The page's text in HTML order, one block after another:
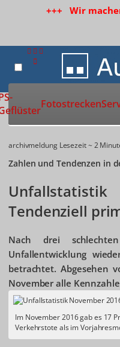
+++ Wir
Fotostrecken
archivmeldung Lesezeit ~ 2
Zahlen und Tendenzen in
Tendenziell
Nach drei
Unfallentwicklung
betrachtet. Abgesehen
November alle
Im November 2016 gab es 17
Verkehrstote als im